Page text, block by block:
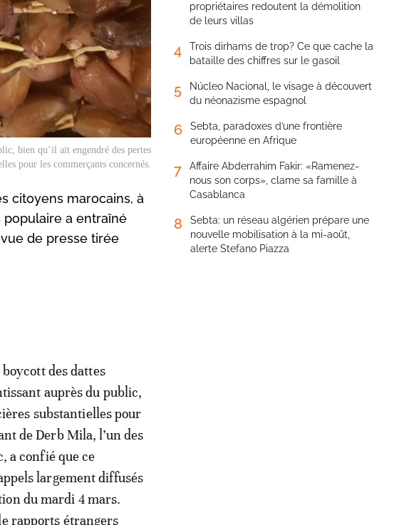
bien qu’il ait engendré des pertes
pour les commerçants concernés.
citoyens marocains, à
populaire a entraîné
de presse tirée
des dattes
auprès du public,
substantielles pour
de Derb Mila, l’un des
a confié que ce
largement diffusés
du mardi 4 mars.
rapports étrangers
propriétaires redoutent la démolition
de leurs villas
4
Trois dirhams de trop? Ce que cache la
bataille des chiffres sur le gasoil
5
Núcleo Nacional, le visage à découvert
du néonazisme espagnol
6
Sebta, paradoxes d’une frontière
européenne en Afrique
7
Affaire Abderrahim Fakir: «Ramenez-
nous son corps», clame sa famille à
Casablanca
8
Sebta: un réseau algérien prépare une
nouvelle mobilisation à la mi-août,
alerte Stefano Piazza